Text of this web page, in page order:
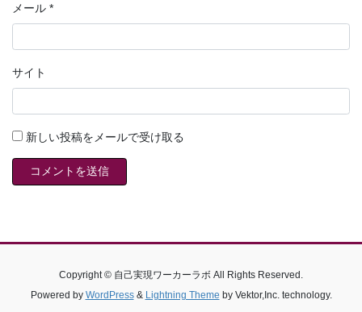
メール *
サイト
新しい投稿をメールで受け取る
Copyright © 自己実現ワーカーラボ All Rights Reserved.
Powered by WordPress& Lightning Theme by Vektor,Inc. technology.